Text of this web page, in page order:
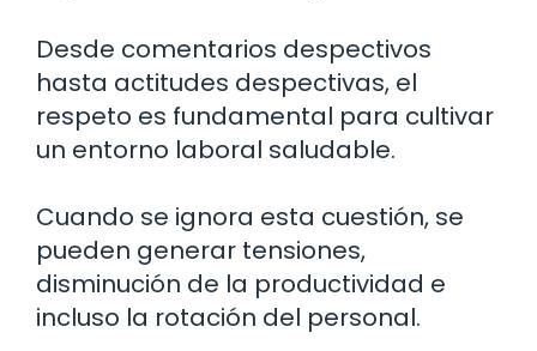
Desde comentarios despectivos
hasta actitudes despectivas, el
respeto es fundamental para cultivar
un entorno laboral saludable.
Cuando se ignora esta cuestión, se
pueden generar tensiones,
disminución de la productividad e
incluso la rotación del personal.